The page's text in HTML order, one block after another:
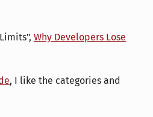
Why Developers Lose
, I like the categories and